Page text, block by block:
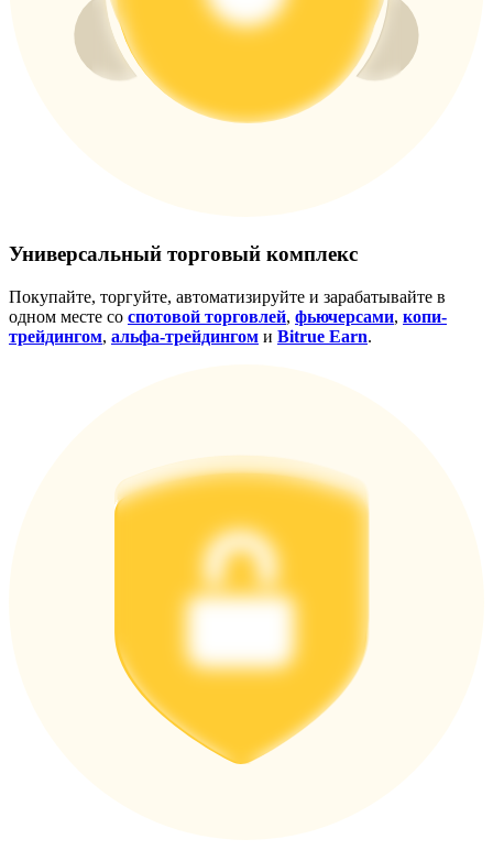
приложение Bitrue
Универсальный торговый комплекс
Покупайте, торгуйте, автоматизируйте и зарабатывайте в
одном месте со спотовой торговлей, фьючерсами, копи-
трейдингом, альфа-трейдингом и Bitrue Earn.